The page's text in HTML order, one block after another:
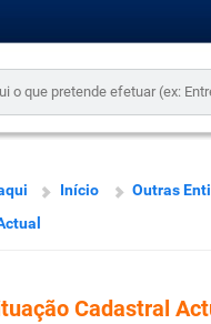
Início Outras
Cadastral